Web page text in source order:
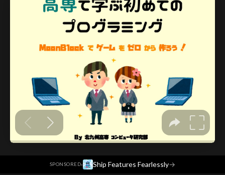
SPONSORED· Ship Features Fearlessly→